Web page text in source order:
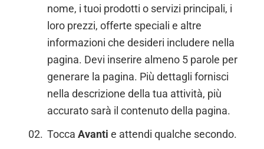
nome, i tuoi prodotti o servizi principali, i
loro prezzi, offerte speciali e altre
informazioni che desideri includere nella
pagina. Devi inserire almeno 5 parole per
generare la pagina. Più dettagli fornisci
nella descrizione della tua attività, più
accurato sarà il contenuto della pagina.
Tocca Avanti e attendi qualche secondo.